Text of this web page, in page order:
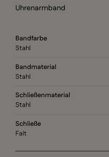
Uhrenarmband
Bandfarbe
Stahl
Bandmaterial
Stahl
Schließenmaterial
Stahl
Schließe
Falt